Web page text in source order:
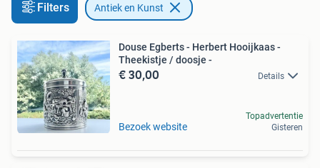
Filters Antiek en Kunst
Douse Egberts - Herbert Hooijkaas -
Theekistje / doosje -
€ 30,00 Details
Bezoek website
Topadvertentie
Gisteren